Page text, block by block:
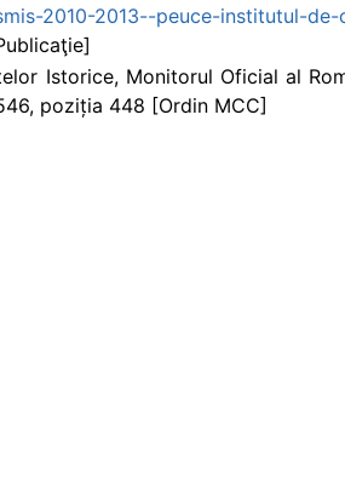
2010-2013--peuce-institutul-
Istorice, Monitorul Oficial al
poziția 448 [Ordin MCC]